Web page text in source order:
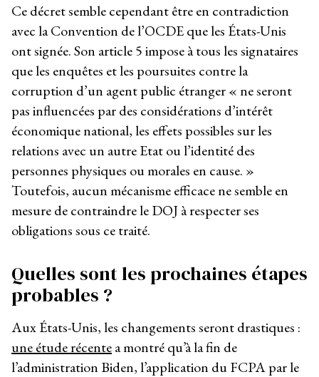
Ce décret semble cependant être en contradiction
avec la Convention de l’OCDE que les États-Unis
ont signée. Son article 5 impose à tous les signataires
que les enquêtes et les poursuites contre la
corruption d’un agent public étranger « ne seront
pas influencées par des considérations d’intérêt
économique national, les effets possibles sur les
relations avec un autre Etat ou l’identité des
personnes physiques ou morales en cause. »
Toutefois, aucun mécanisme efficace ne semble en
mesure de contraindre le DOJ à respecter ses
obligations sous ce traité.
Quelles sont les prochaines étapes
probables ?
Aux États-Unis, les changements seront drastiques :
une étude récentea montré qu’à la fin de
l’administration Biden, l’application du FCPA par le